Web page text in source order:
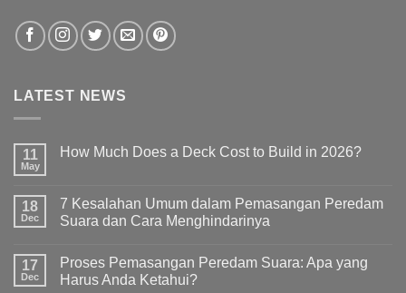
LATEST NEWS
11
May
How Much Does a Deck Cost to Build in 2026?
18
Dec
7 Kesalahan Umum dalam Pemasangan Peredam
Suara dan Cara Menghindarinya
17
Dec
Proses Pemasangan Peredam Suara: Apa yang
Harus Anda Ketahui?